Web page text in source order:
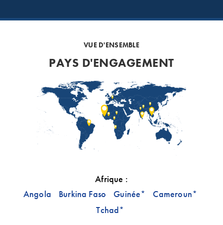
VUE D'ENSEMBLE
PAYS D'ENGAGEMENT
Afrique :
Angola
Burkina Faso Guinée* Cameroun*
Tchad*